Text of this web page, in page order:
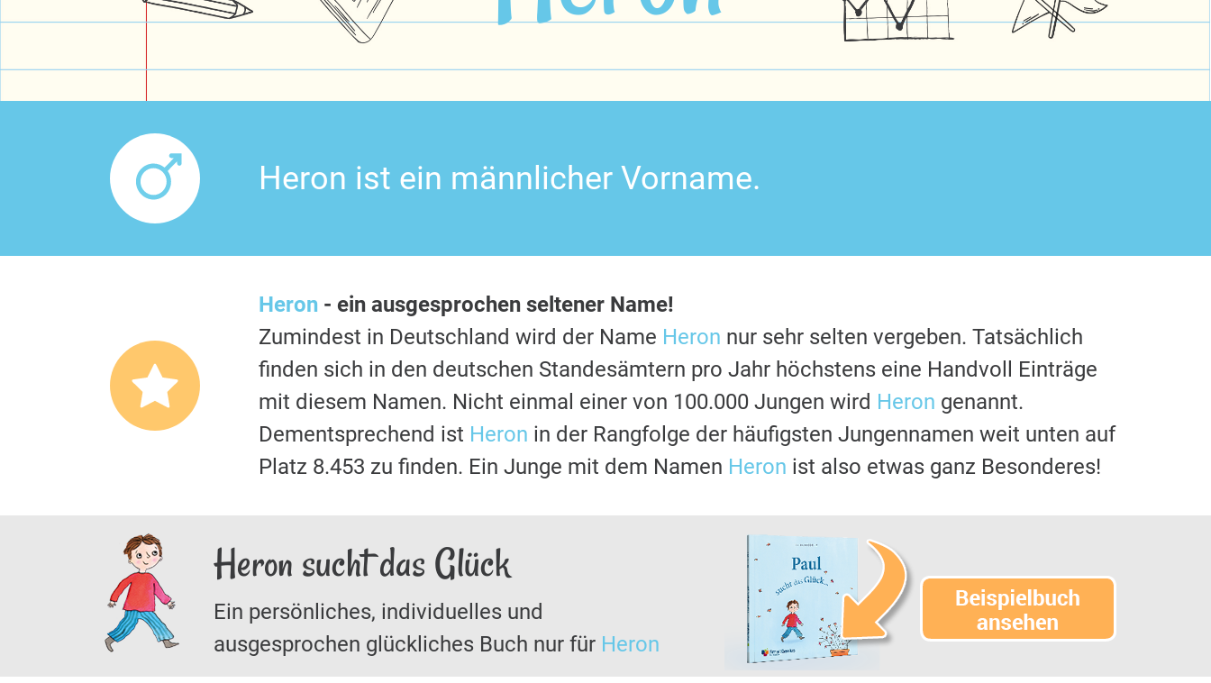
Heron ist ein männlicher Vorname.
Heron - ein ausgesprochen seltener Name!
Zumindest in Deutschland wird der Name Heron nur sehr selten vergeben. Tatsächlich
finden sich in den deutschen Standesämtern pro Jahr höchstens eine Handvoll Einträge
mit diesem Namen. Nicht einmal einer von 100.000 Jungen wird Heron genannt.
Dementsprechend ist Heron in der Rangfolge der häufigsten Jungennamen weit unten auf
Platz 8.453 zu finden. Ein Junge mit dem Namen Heron ist also etwas ganz Besonderes!
Heron sucht das Glück
Ein persönliches, individuelles und
ausgesprochen glückliches Buch nur für Heron